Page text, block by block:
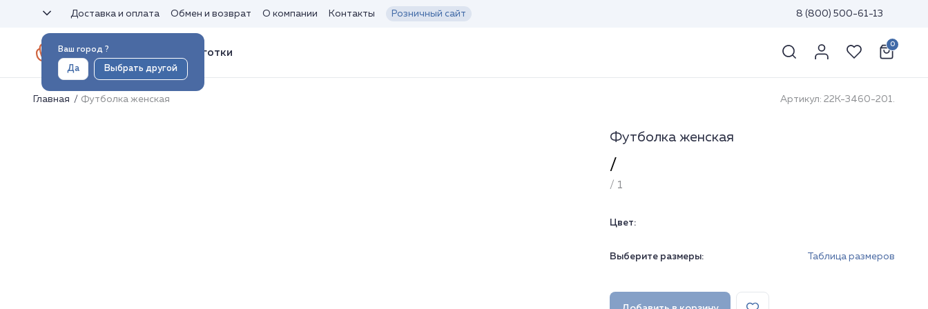
Ваш город ?
Да Выбрать другой
Доставка и оплата Обмен и возврат О компании Контакты Розничный сайт 8 (800) 500-61-13
Носки и колготки
0
Главная Футболка женская Артикул: 22К-3460-201.
Футболка женская
/
/ 1
Цвет:
Выберите размеры: Таблица размеров